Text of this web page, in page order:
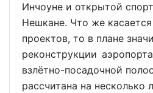
Инчоуне и открытой
Нешкане. Что же
проектов, то в плане
реконструкции
взлётно-посадочной
рассчитана на